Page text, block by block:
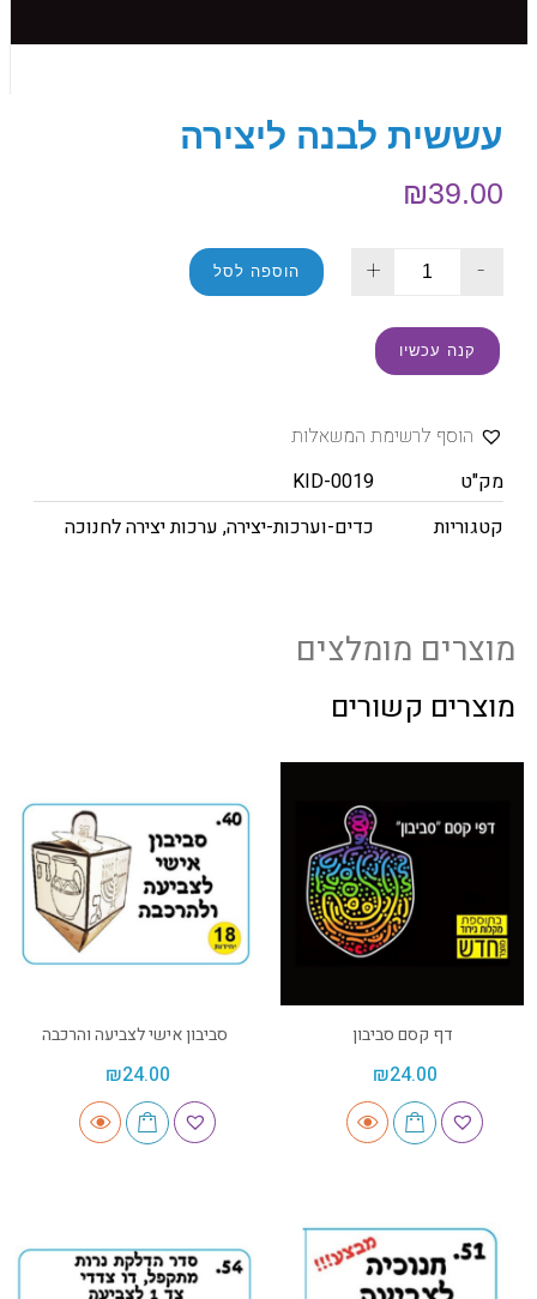
עששית לבנה ליצירה
₪39.00
-
+ הוספה לסל
קנה עכשיו
הוסף לרשימת המשאלות
מק"ט
KID-0019
קטגוריות
כדים-וערכות-יצירה, ערכות יצירה לחנוכה
מוצרים מומלצים
מוצרים קשורים
דף קסם סביבון
₪24.00
סביבון אישי לצביעה והרכבה
₪24.00